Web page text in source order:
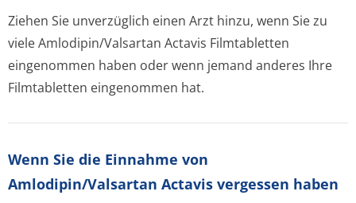
Ziehen Sie unverzüglich einen Arzt hinzu, wenn Sie zu
viele Amlodipin/Valsartan Actavis Filmtabletten
eingenommen haben oder wenn jemand anderes Ihre
Filmtabletten eingenommen hat.
Wenn Sie die Einnahme von
Amlodipin/Valsartan Actavis vergessen haben